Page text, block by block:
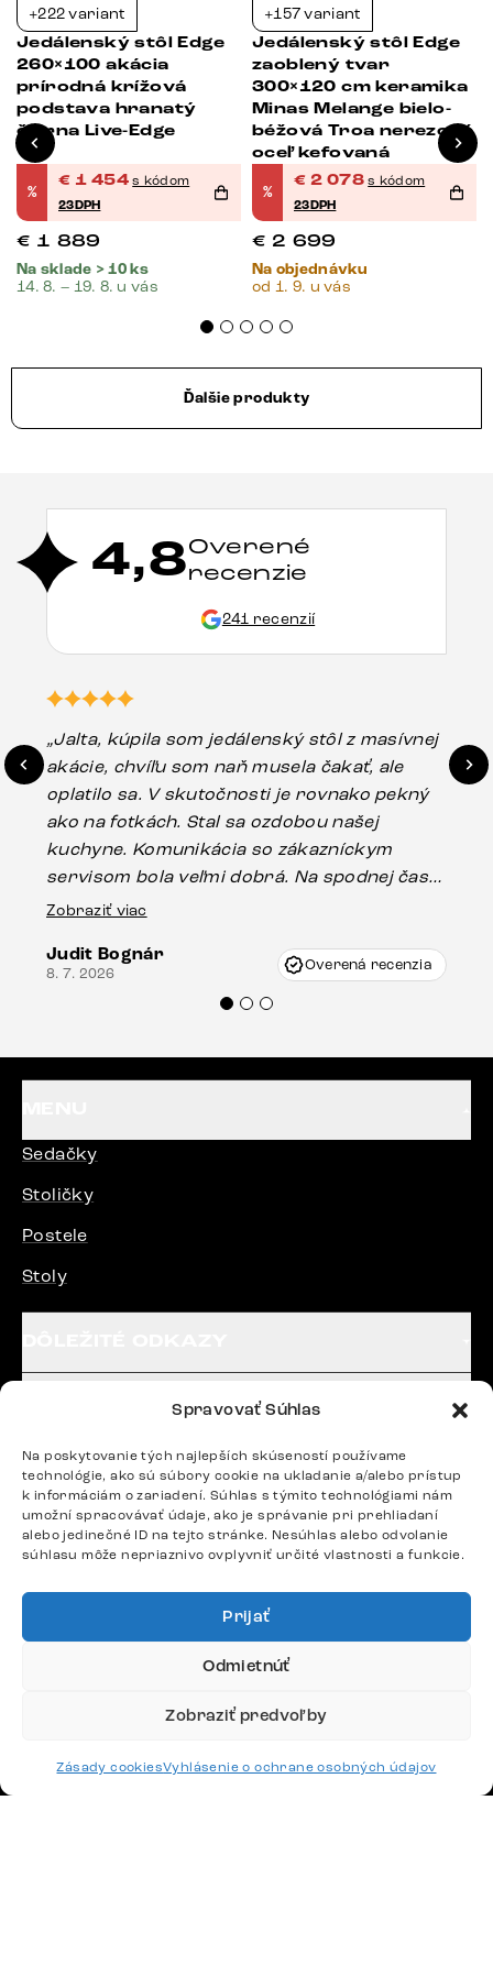
Spravovať Súhlas
Na poskytovanie tých najlepších skúseností používame
technológie, ako sú súbory cookie na ukladanie a/alebo prístup
k informáciám o zariadení. Súhlas s týmito technológiami nám
umožní spracovávať údaje, ako je správanie pri prehliadaní
alebo jedinečné ID na tejto stránke. Nesúhlas alebo odvolanie
súhlasu môže nepriaznivo ovplyvniť určité vlastnosti a funkcie.
Prijať
Odmietnúť
Zobraziť predvoľby
Zásady cookiesVyhlásenie o ochrane osobných údajov
+222 variant
Jedálenský stôl Edge
260×100 akácia
prírodná krížová
podstava hranatý
čierna Live-Edge
%
€ 1 454 s kódom
23DPH
€ 1 889
Na sklade > 10 ks
14. 8. – 19. 8. u vás
+157 variant
Jedálenský stôl Edge
zaoblený tvar
300×120 cm keramika
Minas Melange bielo-
béžová Troa nerezová
oceľ kefovaná
%
€ 2 078 s kódom
23DPH
€ 2 699
Na objednávku
od 1. 9. u vás
Ďalšie produkty
4,8Overené
recenzie
241 recenzií
„Jalta, kúpila som jedálenský stôl z masívnej
akácie, chvíľu som naň musela čakať, ale
oplatilo sa. V skutočnosti je rovnako pekný
ako na fotkách. Stal sa ozdobou našej
kuchyne. Komunikácia so zákazníckym
servisom bola veľmi dobrá. Na spodnej časti
stola bolo malé poškodenie, pravdepodobne
Vincze pri riešení mojej záležitosti pristúpili
veľmi korektne. Odporúčam produkty Delife
Zobraziť viac
Judit Bognár
8. 7. 2026 Overená recenzia
Sedačky
Stoličky
Postele
Stoly
SLEDUJTE NÁS
Potrebujete radu? Ozvite sa.
+420 770 313 313
Po – Pia: 9:00 – 17:00
podpora@delife-shop.sk
Odpovedáme do 24 hodín.